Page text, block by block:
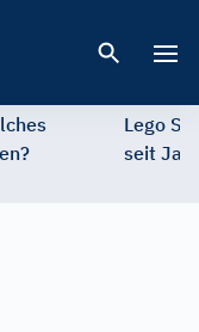
Lego
seit